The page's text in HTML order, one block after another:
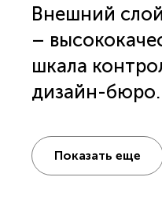
Внешний
–
шкала
дизайн-бюро.
нужно
Strix
Показать еще